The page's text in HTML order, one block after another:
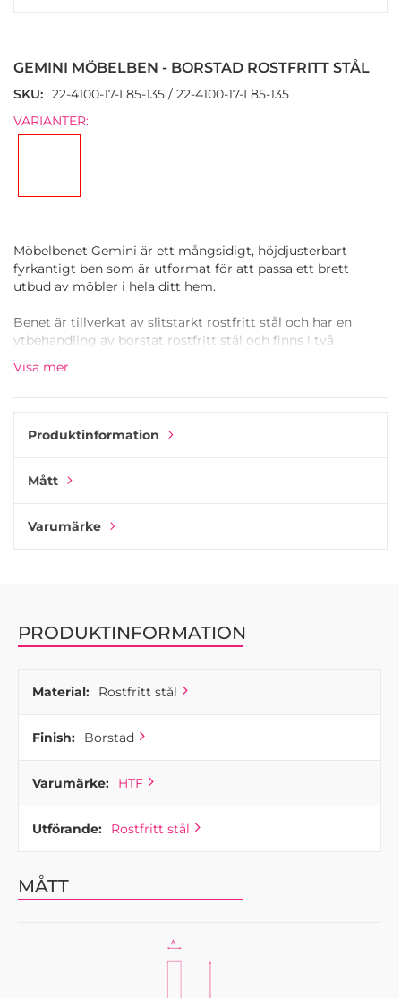
av
bildgalleriet
GEMINI MÖBELBEN - BORSTAD ROSTFRITT STÅL
SKU
22-4100-17-L85-135 / 22-4100-17-L85-135
VARIANTER:
Möbelbenet Gemini är ett mångsidigt, höjdjusterbart
fyrkantigt ben som är utformat för att passa ett brett
utbud av möbler i hela ditt hem.
Benet är tillverkat av slitstarkt rostfritt stål och har en
ytbehandling av borstat rostfritt stål och finns i två
längder: en kortare och en längre version. Båda versionerna
är justerbara - upp till 4,5 cm på det korta benet och upp till
design gör den särskilt användbar för köksskåp, där
Visa mer
Produktinformation
Mått
Varumärke
PRODUKTINFORMATION
Material: Rostfritt stål
Finish: Borstad
Varumärke: HTF
Utförande: Rostfritt stål
MÅTT